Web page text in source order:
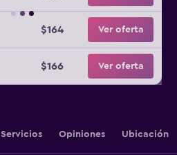
$164 Ver oferta
$166 Ver oferta
Servicios Opiniones Ubicación